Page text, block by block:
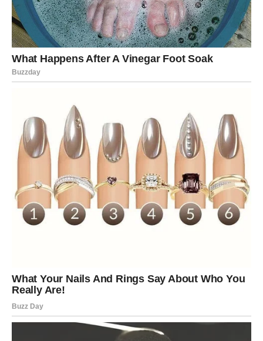
drugima. Ali čak i najjači ponekad posustanu.
Ako si u poslednje vreme osećao umor, sumnju ili
razočaranje – znaj da je to bio samo uvod.
Sada dolazi tvoj trenutak.
Za Lavove počinje period u kojem će se desiti
jedan
ključan događaj– nešto što će pokrenuti lavinu
pozitivnih promena. To može biti nova ljubav, poslovna
prilika, veliki uspeh ili čak iznenadna odluka koja menja
pravac života.
Bićeš u centru pažnje – ali ovaj put ne zato što moraš, već
zato što zaslužuješ.
dobija novu energiju – više strasti, više razumevanja, više
iskrenosti.
Ovo je period kada Lav shvata svoju vrednost – i kada